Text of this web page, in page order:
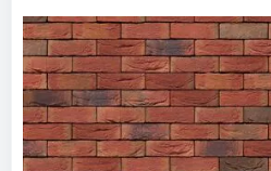
BIM-Daten
Ausschreibungstexte
Abbildungen
Nachhaltigkeit